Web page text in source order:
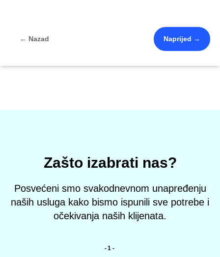
← Nazad Naprijed →
Zašto izabrati nas?
Posvećeni smo svakodnevnom unapređenju
naših usluga kako bismo ispunili sve potrebe i
očekivanja naših klijenata.
-1-